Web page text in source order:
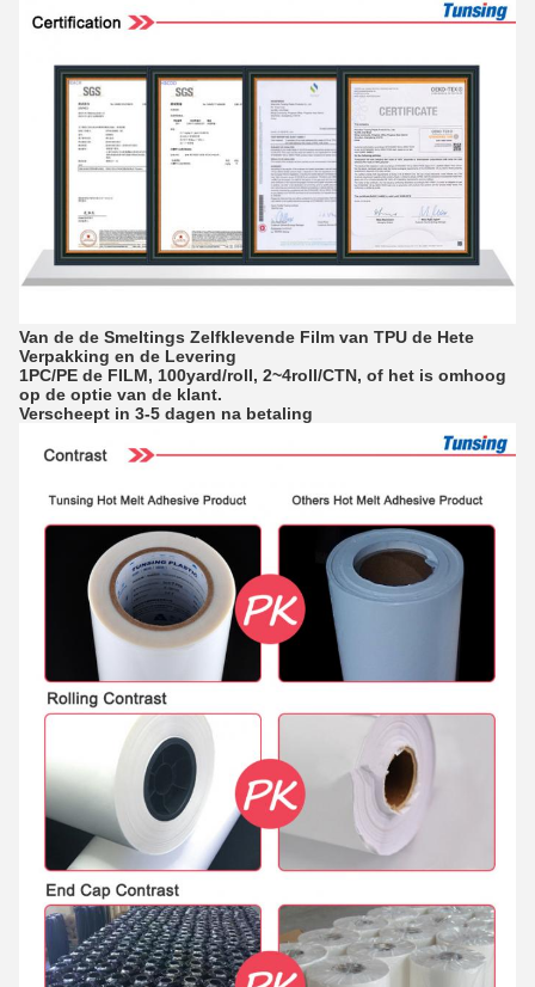
Van de de Smeltings Zelfklevende Film van TPU de Hete
Verpakking en de Levering
1PC/PE de FILM, 100yard/roll, 2~4roll/CTN, of het is omhoog
op de optie van de klant.
Verscheept in 3-5 dagen na betaling